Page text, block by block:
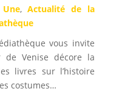
,Actualité de la
vous invite
Venise décore la
livres sur l’histoire
costumes…